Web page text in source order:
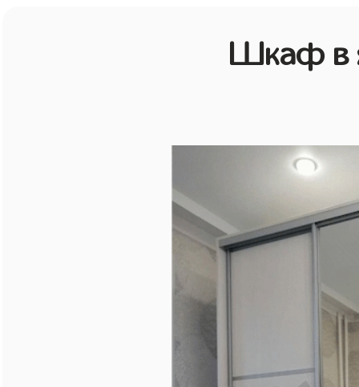
Шкаф в